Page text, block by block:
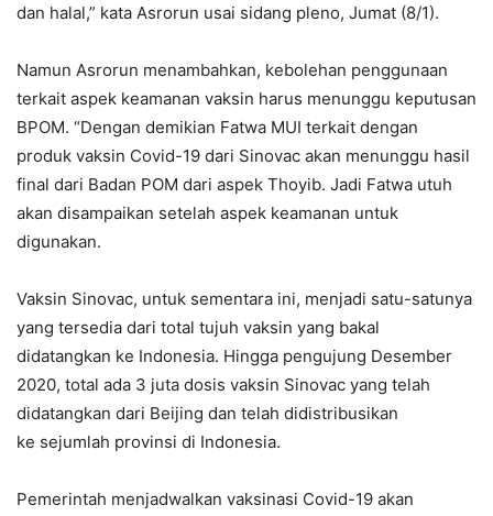
dan halal,” kata Asrorun usai sidang pleno, Jumat (8/1).
Namun Asrorun menambahkan, kebolehan penggunaan
terkait aspek keamanan vaksin harus menunggu keputusan
BPOM. “Dengan demikian Fatwa MUI terkait dengan
produk vaksin Covid-19 dari Sinovac akan menunggu hasil
final dari Badan POM dari aspek Thoyib. Jadi Fatwa utuh
akan disampaikan setelah aspek keamanan untuk
digunakan.
Vaksin Sinovac, untuk sementara ini, menjadi satu-satunya
yang tersedia dari total tujuh vaksin yang bakal
didatangkan ke Indonesia. Hingga pengujung Desember
2020, total ada 3 juta dosis vaksin Sinovac yang telah
didatangkan dari Beijing dan telah didistribusikan
ke sejumlah provinsi di Indonesia.
Pemerintah menjadwalkan vaksinasi Covid-19 akan